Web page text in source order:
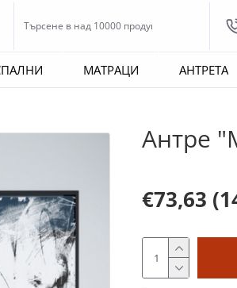
МАТРАЦИ АНТРЕТА
Антре
€73,63